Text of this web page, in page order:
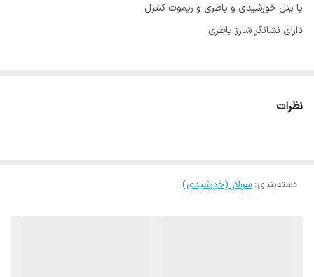
با پنل خورشیدی و باطری و ریموت کنترل
دارای نشانگر شارز باطری
نظرات
دسته‌بندی: سولار (خورشیدی)